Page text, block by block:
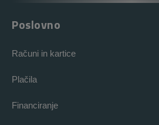
Poslovno
Računi in kartice
Plačila
Financiranje